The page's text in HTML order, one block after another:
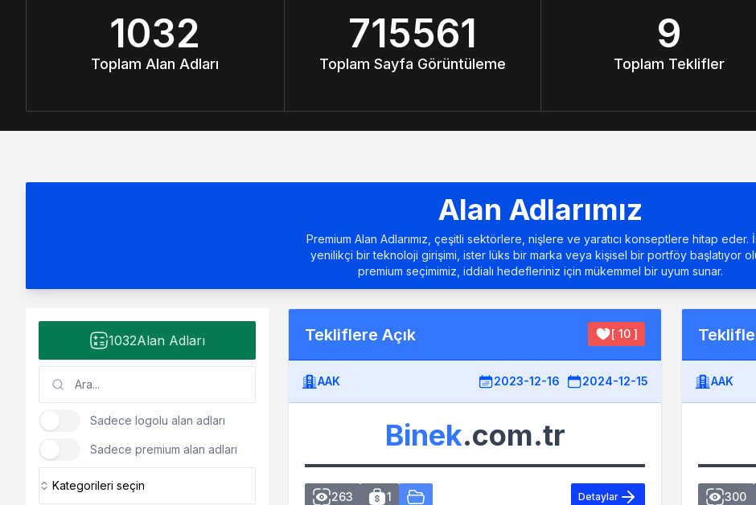
1032
Toplam Alan Adları
715561
Toplam Sayfa Görüntüleme
9
Toplam Teklifler
Alan Adlarımız
Premium Alan Adlarımız, çeşitli sektörlere, nişlere ve yaratıcı konseptlere hitap eder.
yenilikçi bir teknoloji girişimi, ister lüks bir marka veya kişisel bir portföy başlatıyor
premium seçimimiz, iddialı hedefleriniz için mükemmel bir uyum sunar.
1032Alan Adları
Sadece logolu alan adları
Sadece premium alan adları
Kategorileri seçin
Tekliflere Açık [ 10 ]
AAK 2023-12-16 2024-12-15
Binek.com.tr
263 1 Detaylar
AAK
300